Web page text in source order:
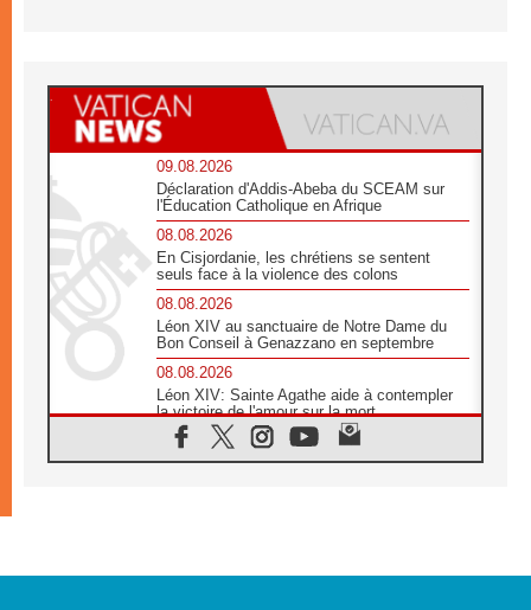
09.08.2026
Déclaration d'Addis-Abeba du SCEAM sur
l'Éducation Catholique en Afrique
08.08.2026
En Cisjordanie, les chrétiens se sentent
seuls face à la violence des colons
08.08.2026
Léon XIV au sanctuaire de Notre Dame du
Bon Conseil à Genazzano en septembre
08.08.2026
Léon XIV: Sainte Agathe aide à contempler
la victoire de l'amour sur la mort
08.08.2026
«Relancer l'empathie», le projet Triennal d'art
08.08.2026